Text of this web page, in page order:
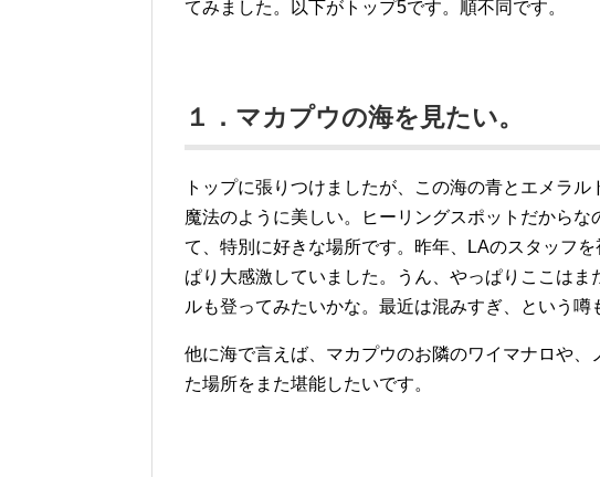
てみました。以下がトップ5です。順不同です。
１．マカプウの海を見たい。
トップに張りつけましたが、この海の青とエメラ
魔法のように美しい。ヒーリングスポットだから
て、特別に好きな場所です。昨年、LAのスタッフ
ぱり大感激していました。うん、やっぱりここは
ルも登ってみたいかな。最近は混みすぎ、という噂
他に海で言えば、マカプウのお隣のワイマナロや
た場所をまた堪能したいです。